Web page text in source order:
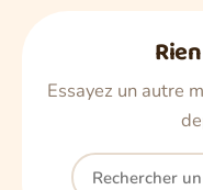
Essayez un autre
Rechercher